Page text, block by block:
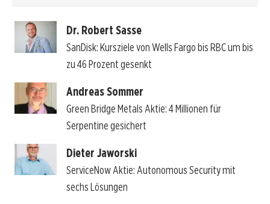
Dr. Robert Sasse
SanDisk: Kursziele von Wells Fargo bis RBC um bis
zu 46 Prozent gesenkt
Andreas Sommer
Green Bridge Metals Aktie: 4 Millionen für
Serpentine gesichert
Dieter Jaworski
ServiceNow Aktie: Autonomous Security mit
sechs Lösungen